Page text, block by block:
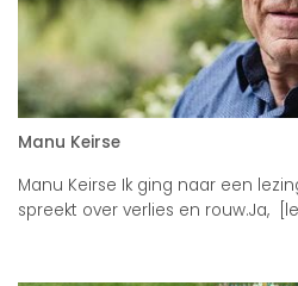
Manu Keirse
Manu Keirse Ik ging naar een
spreekt over verlies en rouw.Ja,